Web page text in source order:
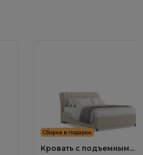
Сборка в подарок
Кровать с подъемным